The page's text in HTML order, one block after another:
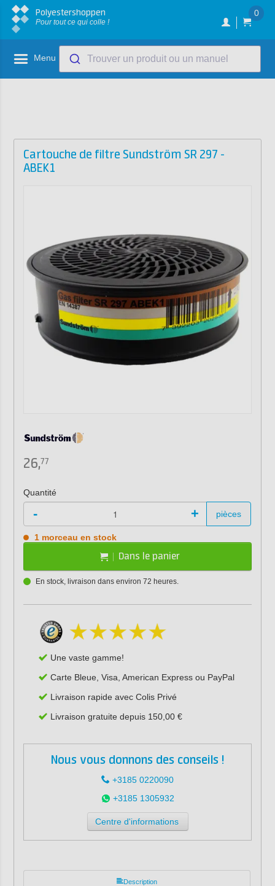
Polyestershoppen
Pour tout ce qui colle !
0
Menu Trouver un produit ou un manuel
Cartouche de filtre Sundström SR 297 -
ABEK1
26,77
Quantité
- + pièces
1 morceau en stock
Dans le panier
En stock, livraison dans environ 72 heures.
Une vaste gamme!
Carte Bleue, Visa, American Express ou PayPal
Livraison rapide avec Colis Privé
Livraison gratuite depuis 150,00 €
Nous vous donnons des conseils !
+3185 0220090
+3185 1305932
Centre d'informations
Description